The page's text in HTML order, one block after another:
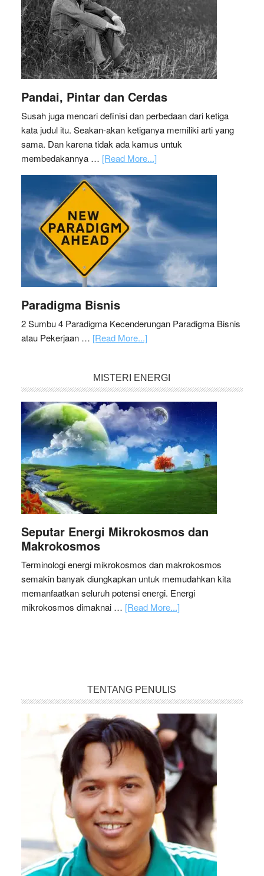
Pandai, Pintar dan Cerdas
Susah juga mencari definisi dan perbedaan dari ketiga
kata judul itu. Seakan-akan ketiganya memiliki arti yang
sama. Dan karena tidak ada kamus untuk
membedakannya … [Read More...]
Paradigma Bisnis
2 Sumbu 4 Paradigma Kecenderungan Paradigma Bisnis
atau Pekerjaan … [Read More...]
MISTERI ENERGI
Seputar Energi Mikrokosmos dan
Makrokosmos
Terminologi energi mikrokosmos dan makrokosmos
semakin banyak diungkapkan untuk memudahkan kita
memanfaatkan seluruh potensi energi. Energi
mikrokosmos dimaknai … [Read More...]
TENTANG PENULIS